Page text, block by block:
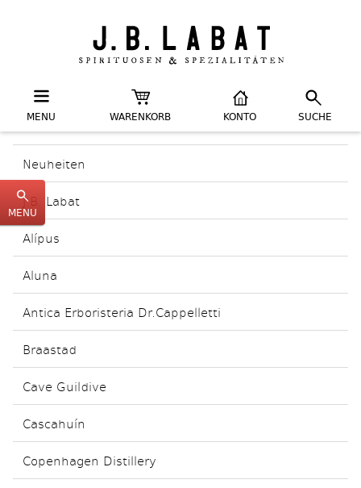
MENU WARENKORB KONTO SUCHE
Neuheiten
J.B. Labat
Alípus
Aluna
Antica Erboristeria Dr.Cappelletti
Braastad
Cave Guildive
Cascahuín
Copenhagen Distillery
MENU